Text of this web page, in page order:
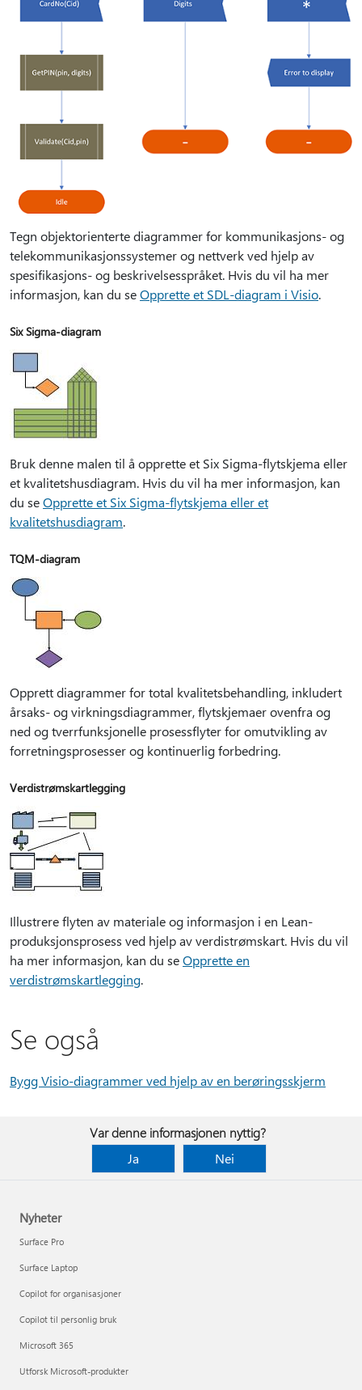
Tegn objektorienterte diagrammer for kommunikasjons- og
telekommunikasjonssystemer og nettverk ved hjelp av
spesifikasjons- og beskrivelsesspråket. Hvis du vil ha mer
informasjon, kan du seOpprette et SDL-diagram i Visio.
Six Sigma-diagram
Bruk denne malen til å opprette et Six Sigma-flytskjema eller
et kvalitetshusdiagram. Hvis du vil ha mer informasjon, kan
du seOpprette et Six Sigma-flytskjema eller et
kvalitetshusdiagram.
TQM-diagram
Opprett diagrammer for total kvalitetsbehandling, inkludert
årsaks- og virkningsdiagrammer, flytskjemaer ovenfra og
ned og tverrfunksjonelle prosessflyter for omutvikling av
forretningsprosesser og kontinuerlig forbedring.
Verdistrømskartlegging
Illustrere flyten av materiale og informasjon i en Lean-
produksjonsprosess ved hjelp av verdistrømskart. Hvis du vil
ha mer informasjon, kan du seOpprette en
verdistrømskartlegging.
Se også
Bygg Visio-diagrammer ved hjelp av en berøringsskjerm
Var denne informasjonen nyttig?
Ja
Nei
Nyheter
Surface Pro
Surface Laptop
Copilot for organisasjoner
Copilot til personlig bruk
Microsoft 365
Utforsk Microsoft-produkter